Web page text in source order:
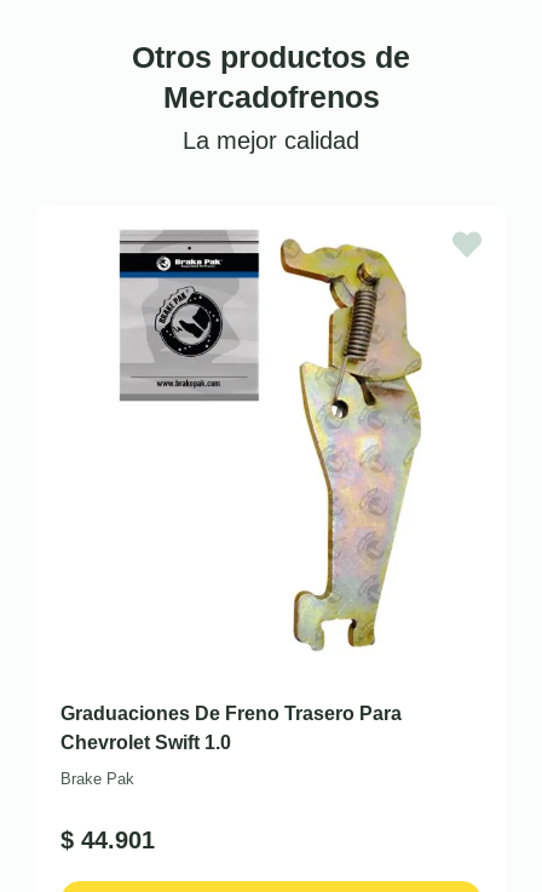
Otros productos de
Mercadofrenos
La mejor calidad
Graduaciones De Freno Trasero Para
Chevrolet Swift 1.0
Brake Pak
$ 44.901